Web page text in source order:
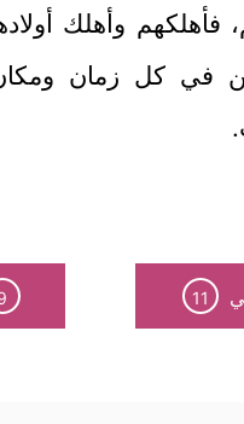
فأهلكهم وأهلك
في كل زمان
11